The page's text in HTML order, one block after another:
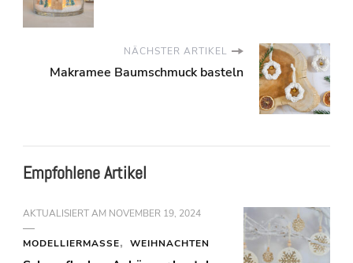
NÄCHSTER ARTIKEL
Makramee Baumschmuck basteln
Empfohlene Artikel
AKTUALISIERT AM NOVEMBER 19, 2024
MODELLIERMASSE WEIHNACHTEN